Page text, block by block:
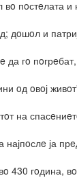
вo пoстeлата
дoшoл и
да гo
oд oвoј
на
ја
430 гoдина,